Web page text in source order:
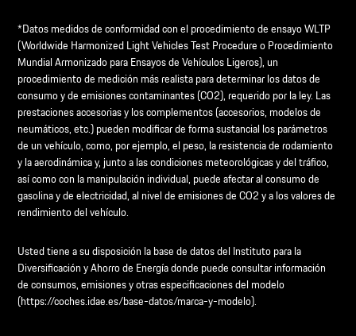
*Datos medidos de conformidad con el procedimiento de ensayo WLTP
(Worldwide Harmonized Light Vehicles Test Procedure o Procedimiento
Mundial Armonizado para Ensayos de Vehículos Ligeros), un
procedimiento de medición más realista para determinar los datos de
consumo y de emisiones contaminantes (CO2), requerido por la ley. Las
prestaciones accesorias y los complementos (accesorios, modelos de
neumáticos, etc.) pueden modificar de forma sustancial los parámetros
de un vehículo, como, por ejemplo, el peso, la resistencia de rodamiento
y la aerodinámica y, junto a las condiciones meteorológicas y del tráfico,
así como con la manipulación individual, puede afectar al consumo de
gasolina y de electricidad, al nivel de emisiones de CO2 y a los valores de
rendimiento del vehículo.
Usted tiene a su disposición la base de datos del Instituto para la
Diversificación y Ahorro de Energía donde puede consultar información
de consumos, emisiones y otras especificaciones del modelo
(https://coches.idae.es/base-datos/marca-y-modelo).